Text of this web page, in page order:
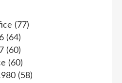
(77)
(64)
(60)
(60)
(58)